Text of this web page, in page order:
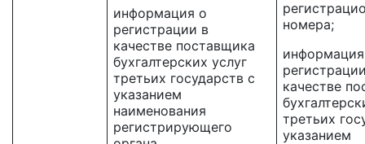
информация о
регистрации в
качестве поставщика
бухгалтерских услуг
третьих государств с
указанием
наименования
регистрирующего
номера;
качестве
третьих
указанием